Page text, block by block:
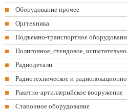
Оборудование прочее
Оргтехника
Подъемно-транспортное
Полигонное, стендовое,
Радиодетали
Радиотехническое и
Ракетно-артиллерийское вооружение
Станочное оборудование